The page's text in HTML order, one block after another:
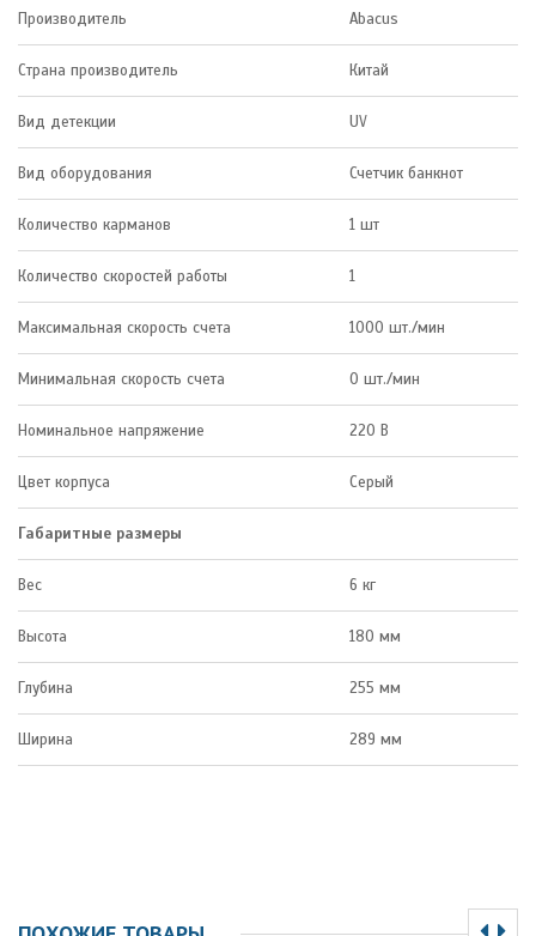
Производитель Abacus
Страна производитель Китай
Вид детекции UV
Вид оборудования Счетчик банкнот
Количество карманов 1 шт
Количество скоростей работы 1
Максимальная скорость счета 1000 шт./мин
Минимальная скорость счета 0 шт./мин
Номинальное напряжение 220 В
Цвет корпуса Серый
Габаритные размеры
Вес 6 кг
Высота 180 мм
Глубина 255 мм
Ширина 289 мм